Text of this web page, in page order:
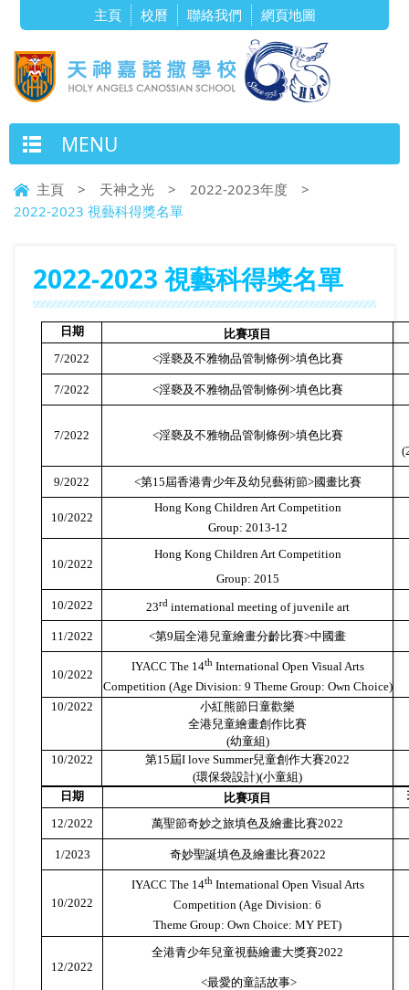
主頁 校曆 聯絡我們 網頁地圖
MENU
主頁 > 天神之光 > 2022-2023年度
>
2022-2023 視藝科得獎名單
2022-2023 視藝科得獎名單
日期
比賽項目
7/2022
<淫褻及不雅物品管制條例 >填色比賽
7/2022 <淫褻及不雅物品管制條例 >填色比賽
7/2022 <淫褻及不雅物品管制條例 >填色比賽
9/2022 <第15屆香港青少年及幼兒藝術節>國畫比賽
10/2022
Hong Kong Children Art Competition
Group: 2013-12
10/2022
Hong Kong Children Art Competition
Group: 2015
10/2022
23rdinternational meeting of juvenile art
11/2022 <第9屆全港兒童繪畫分齡比賽>中國畫
10/2022
IYACC The 14thInternational Open Visual Arts
Competition (Age Division: 9 Theme Group: Own Choice)
10/2022
小紅熊節日童歡樂
全港兒童繪畫創作比賽
(幼童組)
10/2022
第15屆I love Summer兒童創作大賽2022
(環保袋設計)(小童組)
日期
比賽項目
12/2022
萬聖節奇妙之旅填色及繪畫比賽2022
1/2023 奇妙聖誕填色及繪畫比賽2022
10/2022
IYACC The 14thInternational Open Visual Arts
Competition (Age Division: 6
Theme Group: Own Choice: MY PET)
12/2022
全港青少年兒童視藝繪畫大獎賽2022
<最愛的童話故事>